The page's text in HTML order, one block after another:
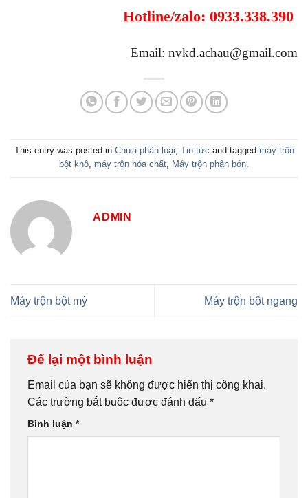
Hotline/zalo: 0933.338.390
Email: nvkd.achau@gmail.com
This entry was posted in Chưa phân loại, Tin tức and tagged máy trộn
bột khô, máy trộn hóa chất, Máy trộn phân bón.
ADMIN
Máy trộn bột mỳ Máy trộn bột ngang
Để lại một bình luận
Email của bạn sẽ không được hiển thị công khai.
Các trường bắt buộc được đánh dấu *
Bình luận *